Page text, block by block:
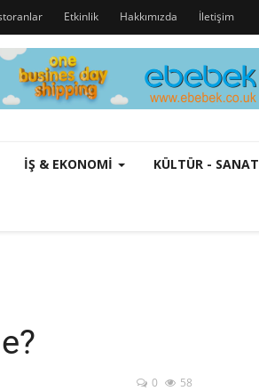
Etkinlik Hakkımızda İletişim
İŞ & EKONOMI KÜLTÜR - SANAT
0 58